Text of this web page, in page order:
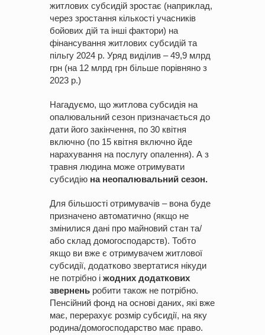
житлових субсидій зростає (наприклад,
через зростання кількості учасників
бойових дій та інші фактори) на
фінансування житлових субсидій та
пільгу 2024 р. Уряд виділив – 49,9 млрд
грн (на 12 млрд грн більше порівняно з
2023 р.)
Нагадуємо, що житлова субсидія на
опалювальний сезон призначається до
дати його закінчення, по 30 квітня
включно (по 15 квітня включно йде
нарахування на послугу опалення). А з
травня людина може отримувати
субсидію на неопалювальний сезон.
Для більшості отримувачів – вона буде
призначено автоматично (якщо не
змінилися дані про майновий стан та/
або склад домогосподарств). Тобто
якщо ви вже є отримувачем житлової
субсидії, додатково звертатися нікуди
не потрібно і жодних додаткових
звернень робити також не потрібно.
Пенсійний фонд на основі даних, які вже
має, перерахує розмір субсидії, на яку
родина/домогосподарство має право.